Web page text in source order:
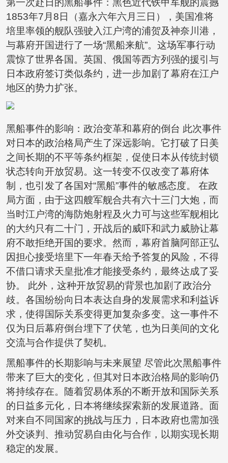
第一次赴日的黑船事件：黑色近代铁甲军舰的震撼
1853年7月8日（嘉永六年六月三日），美国准将
培里率领的舰队强驶入江户湾的浦贺及神奈川港，
与幕府开国进行了一场“黑船来航”。这场军事行动
震惊了世界各国。英国、俄国等西方列强的援引与
日本政府签订类似条约，进一步加剧了幕府在江户
地区的势力扩张。
黑船事件的影响：政治变革和幕府的倒台 此次事件
对日本的政治格局产生了深远影响。它打破了日美
之间长期的不平等条约框架，促使日本从传统封锁
状态转向开放贸易。这一转变不仅改变了幕府体
制，也引发了各国对“黑船”事件的敏感态度。 在政
局方面，由于这四艘军舰合共有六十三门大炮，而
当时江户湾的海防炮射程及火力可与这些军舰相比
的大约只有二十门，开战后的威吓和武力威胁让幕
府不敢拒绝开国的要求。然而，幕府首脑阿部正弘
因担心接受培里下一年春天给予答复的风险，不得
不借口请求天皇批准才能接受条约，最终达成了妥
协。 此外，这种开放贸易的背景也加剧了政治分
歧。各国纷纷向日本表达自身的发展需求和利益诉
求，使得国际关系变得更加复杂多变。这一事件不
仅为日后幕府倒台埋下了伏笔，也为日美间的文化
交流与合作提供了契机。
黑船事件的长期影响与未来展望 尽管此次黑船事件
带来了巨大的变化，但其对日本政治格局的影响仍
将持续存在。随着贸易体系的不断开放和国际关系
的日益多元化，日本将继续探索新的发展道路。面
对来自不同国家的挑战与压力，日本政府也需加强
外交谈判、推动贸易自由化与合作，以期实现长期
稳定的发展。